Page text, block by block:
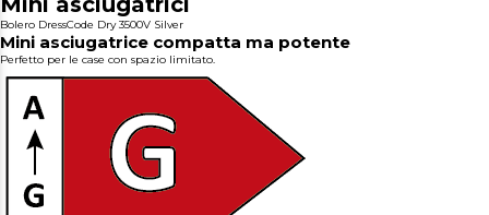
Bolero DressCode Dry 3500V Silver
Mini asciugatrice compatta ma potente
Perfetto per le case con spazio limitato.